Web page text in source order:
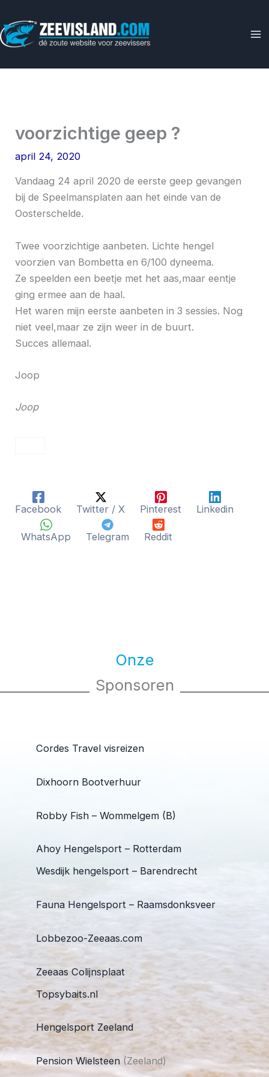
naar
de
voorzichtige geep ?
april 24, 2020
Vandaag 24 april 2020 de eerste geep gevangen
bij de Speelmansplaten aan het einde van de
Oosterschelde.
Twee voorzichtige aanbeten. Lichte hengel
voorzien van Bombetta en 6/100 dyneema.
Ze speelden een beetje met het aas,maar eentje
ging ermee aan de haal.
Het waren mijn eerste aanbeten in 3 sessies. Nog
niet veel,maar ze zijn weer in de buurt.
Succes allemaal.
Joop
Joop
Facebook Twitter / X Pinterest Linkedin
WhatsApp Telegram Reddit
Onze
Sponsoren
Cordes Travel visreizen
Dixhoorn Bootverhuur
Robby Fish – Wommelgem (B)
Ahoy Hengelsport – Rotterdam
Wesdijk hengelsport – Barendrecht
Fauna Hengelsport – Raamsdonksveer
Lobbezoo-Zeeaas.com
Zeeaas Colijnsplaat
Topsybaits.nl
Hengelsport Zeeland
Pension Wielsteen (Zeeland)